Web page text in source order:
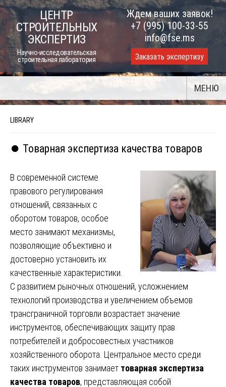
Skip
to
content
ЦЕНТР
СТРОИТЕЛЬНЫХ
ЭКСПЕРТИЗ
Научно-исследовательская
строительная лаборатория
Ждем ваших заявок!
+7 (995) 100-33-55
info@fse.ms
Заказать экспертизу
МЕНЮ
LIBRARY
⏺️ Товарная экспертиза качества товаров
В современной системе
правового регулирования
отношений, связанных с
оборотом товаров, особое
место занимают механизмы,
позволяющие объективно и
достоверно установить их
качественные характеристики.
С развитием рыночных отношений, усложнением
технологий производства и увеличением объемов
трансграничной торговли возрастает значение
инструментов, обеспечивающих защиту прав
потребителей и добросовестных участников
хозяйственного оборота. Центральное место среди
таких инструментов занимает товарная экспертиза
качества товаров, представляющая собой